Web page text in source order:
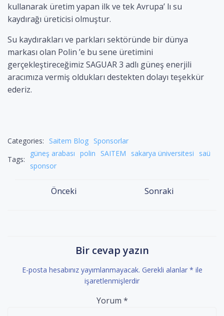
kullanarak üretim yapan ilk ve tek Avrupa’ lı su
kaydırağı üreticisi olmuştur.
Su kaydırakları ve parkları sektöründe bir dünya
markası olan Polin ’e bu sene üretimini
gerçekleştireceğimiz SAGUAR 3 adlı güneş enerjili
aracımıza vermiş oldukları destekten dolayı teşekkür
ederiz.
Categories: Saitem Blog Sponsorlar
Tags:
güneş arabası polin SAITEM sakarya üniversitesi
saü
sponsor
Yazı
ÖncekiYazı
Sonraki
Bir cevap yazın
E-posta hesabınız yayımlanmayacak. Gerekli alanlar * ile
işaretlenmişlerdir
Yorum *